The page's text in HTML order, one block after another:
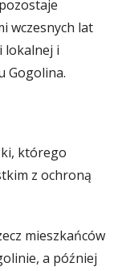
wczesnych lat
lokalnej i
Gogolina.
którego
z ochroną
mieszkańców
a później